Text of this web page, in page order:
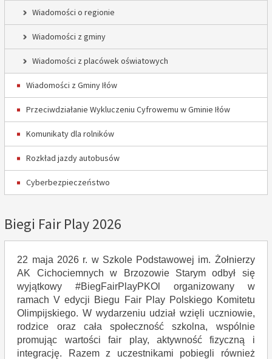
Wiadomości o regionie
Wiadomości z gminy
Wiadomości z placówek oświatowych
Wiadomości z Gminy Iłów
Przeciwdziałanie Wykluczeniu Cyfrowemu w Gminie Iłów
Komunikaty dla rolników
Rozkład jazdy autobusów
Cyberbezpieczeństwo
Biegi Fair Play 2026
22 maja 2026 r. w Szkole Podstawowej im. Żołnierzy
AK Cichociemnych w Brzozowie Starym odbył się
wyjątkowy #BiegFairPlayPKOl organizowany w
ramach V edycji Biegu Fair Play Polskiego Komitetu
Olimpijskiego. W wydarzeniu udział wzięli uczniowie,
rodzice oraz cała społeczność szkolna, wspólnie
promując wartości fair play, aktywność fizyczną i
integrację. Razem z uczestnikami pobiegli również